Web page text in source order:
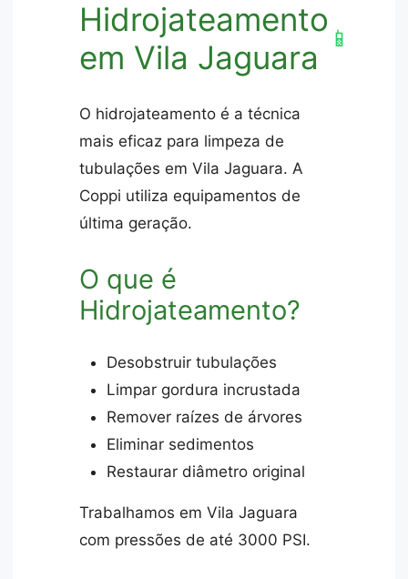
Hidrojateamento
em Vila Jaguara
📱
O hidrojateamento é a técnica
mais eficaz para limpeza de
tubulações em Vila Jaguara. A
Coppi utiliza equipamentos de
última geração.
O que é
Hidrojateamento?
Desobstruir tubulações
Limpar gordura incrustada
Remover raízes de árvores
Eliminar sedimentos
Restaurar diâmetro original
Trabalhamos em Vila Jaguara
com pressões de até 3000 PSI.